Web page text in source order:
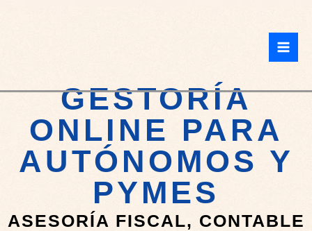
GESTORÍA
ONLINE PARA
AUTÓNOMOS Y
PYMES
ASESORÍA FISCAL, CONTABLE